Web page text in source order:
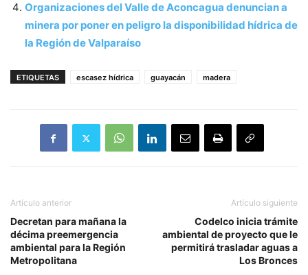
Organizaciones del Valle de Aconcagua denuncian a
minera por poner en peligro la disponibilidad hídrica de
la Región de Valparaíso
ETIQUETAS escasez hídrica guayacán madera
Artículo anterior
Decretan para mañana la
décima preemergencia
ambiental para la Región
Metropolitana
Artículo siguiente
Codelco inicia trámite
ambiental de proyecto que le
permitirá trasladar aguas a
Los Bronces